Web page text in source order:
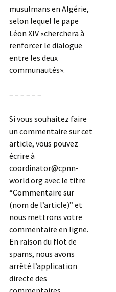
musulmans en Algérie,
selon lequel le pape
Léon XIV «cherchera à
renforcer le dialogue
entre les deux
communautés».
– – – – – –
Si vous souhaitez faire
un commentaire sur cet
article, vous pouvez
écrire à
coordinator@cpnn-
world.org avec le titre
“Commentaire sur
(nom de l’article)” et
nous mettrons votre
commentaire en ligne.
En raison du flot de
spams, nous avons
arrêté l’application
directe des